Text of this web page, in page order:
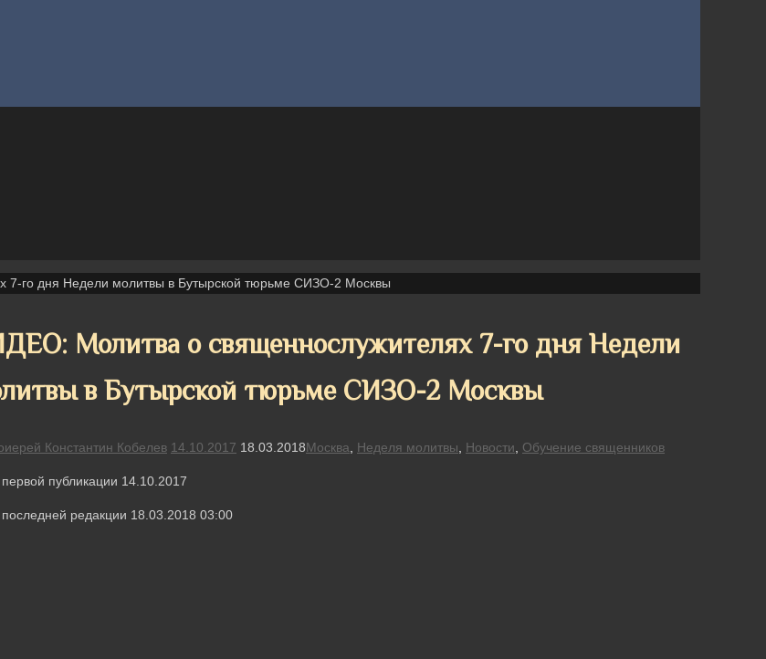
7-го дня Недели молитвы в Бутырской тюрьме СИЗО-2 Москвы
Молитва о священнослужителях 7-го дня Недели
в Бутырской тюрьме СИЗО-2 Москвы
Константин Кобелев 14.10.2017 18.03.2018Москва Неделя молитвы Новости Обучение священников
публикации 14.10.2017
последней редакции 18.03.2018 03:00